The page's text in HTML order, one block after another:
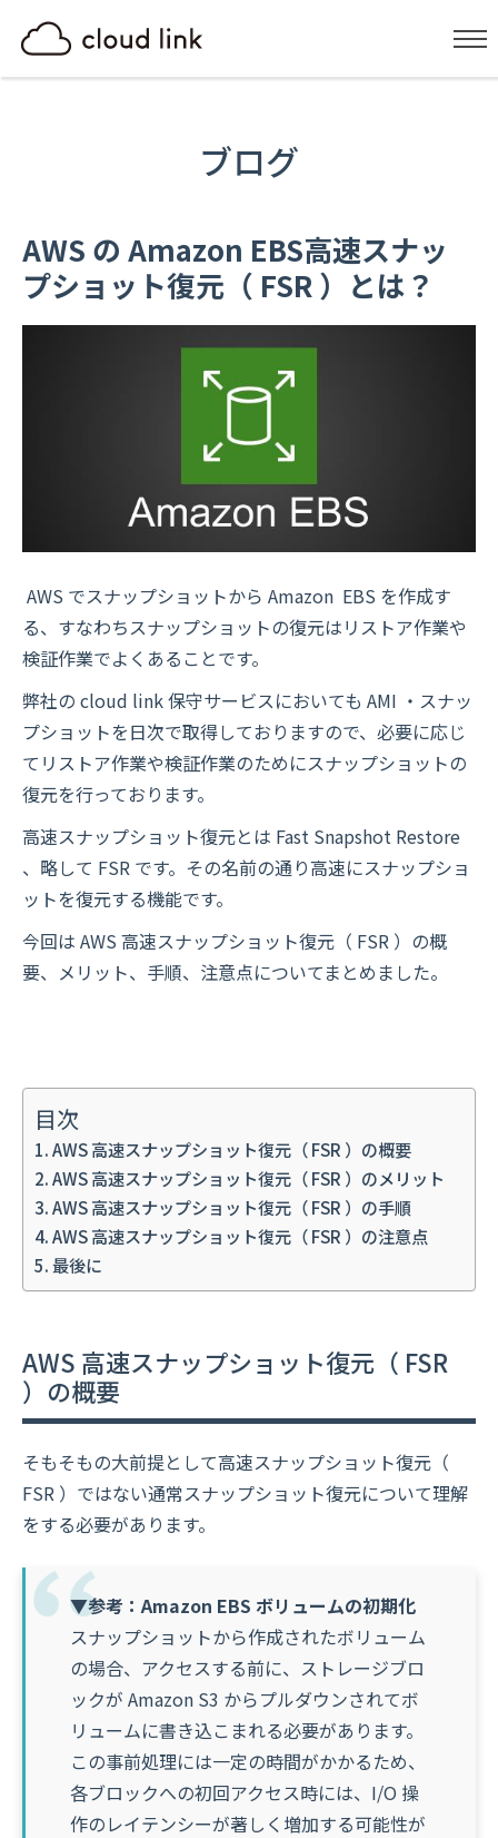
ブログ
AWS の Amazon EBS高速スナッ
プショット復元（ FSR ）とは？
AWS でスナップショットから Amazon EBS を作成す
る、すなわちスナップショットの復元はリストア作業や
検証作業でよくあることです。
弊社の cloud link 保守サービスにおいても AMI ・スナッ
プショットを日次で取得しておりますので、必要に応じ
てリストア作業や検証作業のためにスナップショットの
復元を行っております。
高速スナップショット復元とは Fast Snapshot Restore
、略して FSR です。その名前の通り高速にスナップショ
ットを復元する機能です。
今回は AWS 高速スナップショット復元（ FSR ）の概
要、メリット、手順、注意点についてまとめました。
目次
AWS 高速スナップショット復元（ FSR ）の概要
AWS 高速スナップショット復元（ FSR ）のメリット
AWS 高速スナップショット復元（ FSR ）の手順
AWS 高速スナップショット復元（ FSR ）の注意点
最後に
AWS 高速スナップショット復元（ FSR
）の概要
そもそもの大前提として高速スナップショット復元（
FSR ）ではない通常スナップショット復元について理解
をする必要があります。
▼参考：Amazon EBS ボリュームの初期化
スナップショットから作成されたボリューム
の場合、アクセスする前に、ストレージブロ
ックが Amazon S3 からプルダウンされてボ
リュームに書き込こまれる必要があります。
この事前処理には一定の時間がかかるため、
各ブロックへの初回アクセス時には、I/O 操
作のレイテンシーが著しく増加する可能性が